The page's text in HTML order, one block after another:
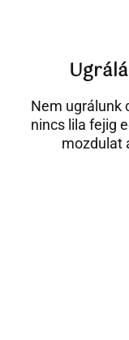
Nem ugrálunk
nincs lila fejig
mozdulat